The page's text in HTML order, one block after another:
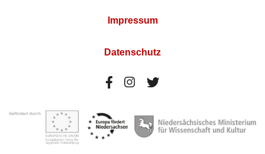
Impressum
Datenschutz